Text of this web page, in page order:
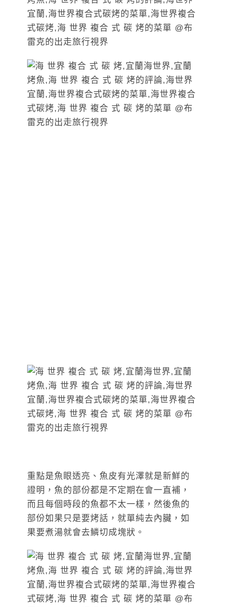
重點是魚眼透亮、魚皮有光澤就是新鮮的
證明，魚的部份都是不定期在會一直補，
而且每個時段的魚都不太一樣，然後魚的
部份如果只是要烤話，就單純去內臟，如
果要煮湯就會去鱗切成塊狀。